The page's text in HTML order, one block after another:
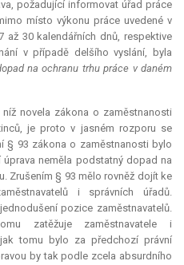
požadující informovat úřad práce
místo výkonu práce uvedené v
30 kalendářních dnů, respektive
v případě delšího vyslání, byla
na ochranu trhu práce v daném
novela zákona o zaměstnanosti
je proto v jasném rozporu se
§ 93 zákona o zaměstnanosti bylo
neměla podstatný dopad na
Zrušením § 93 mělo rovněž dojít ke
i správních úřadů.
pozice zaměstnavatelů.
zatěžuje zaměstnavatele i
tomu bylo za předchozí právní
by tak podle zcela absurdního